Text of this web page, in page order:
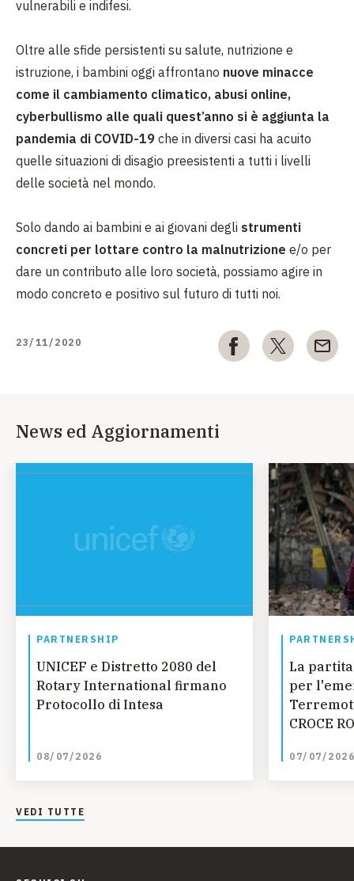
vulnerabili e indifesi.
Oltre alle sfide persistenti su salute, nutrizione e
istruzione, i bambini oggi affrontano nuove minacce
come il cambiamento climatico, abusi online,
cyberbullismo alle quali quest’anno si è aggiunta la
pandemia di COVID-19 che in diversi casi ha acuito
quelle situazioni di disagio preesistenti a tutti i livelli
delle società nel mondo.
Solo dando ai bambini e ai giovani degli strumenti
concreti per lottare contro la malnutrizione e/o per
dare un contributo alle loro società, possiamo agire in
modo concreto e positivo sul futuro di tutti noi.
23/11/2020
News ed Aggiornamenti
PARTNERSHIP
UNICEF e Distretto 2080 del
Rotary International firmano
Protocollo di Intesa
08/07/2026
La
per
CROCE
progetti
07/07/2026
VEDI TUTTE